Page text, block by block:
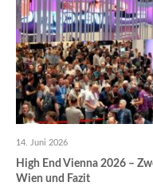
14. Juni 2026
High End Vienna 2026 –
Wien und Fazit